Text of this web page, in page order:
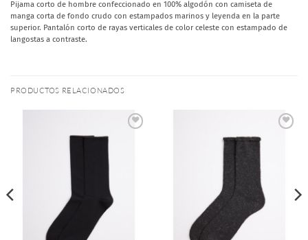
Pijama corto de hombre confeccionado en 100% algodón con camiseta de
manga corta de fondo crudo con estampados marinos y leyenda en la parte
superior. Pantalón corto de rayas verticales de color celeste con estampado de
langostas a contraste.
PRODUCTOS RELACIONADOS